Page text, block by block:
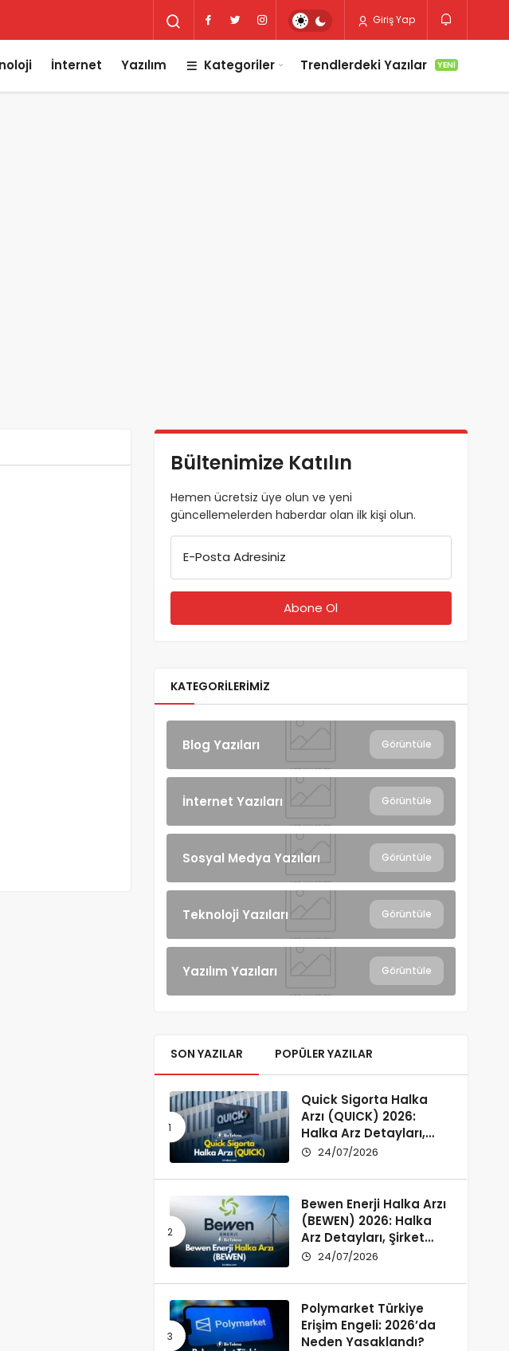
Giriş Yap
İnternet Yazılım Kategoriler Trendlerdeki Yazılar YENI
Bültenimize Katılın
Hemen ücretsiz üye olun ve yeni
güncellemelerden haberdar olan ilk kişi olun.
E-Posta Adresiniz
KATEGORILERIMIZ
Blog Yazıları Görüntüle
İnternet Yazıları Görüntüle
Sosyal Medya Yazıları Görüntüle
Teknoloji Yazıları Görüntüle
Yazılım Yazıları Görüntüle
SON YAZILAR POPÜLER YAZILAR
Quick Sigorta Halka
Arzı (QUICK) 2026:
Halka Arz Detayları,
Şirket Profili ve
24/07/2026
Bewen Enerji Halka Arzı
(BEWEN) 2026: Halka
Arz Detayları, Şirket
Profili ve Fon Kullanımı
24/07/2026
Polymarket Türkiye
Erişim Engeli: 2026’da
Neden Yasaklandı?